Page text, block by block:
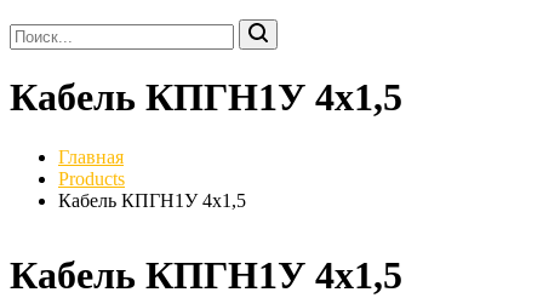
Кабель КПГН1У 4х1,5
Главная
Products
Кабель КПГН1У 4х1,5
Кабель КПГН1У 4х1,5